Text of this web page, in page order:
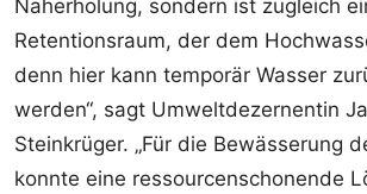
Naherholung, sondern ist zugleich
Retentionsraum, der dem
denn hier kann temporär Wasser
werden“, sagt Umweltdezernentin
Steinkrüger. „Für die Bewässerung
konnte eine ressourcenschonende